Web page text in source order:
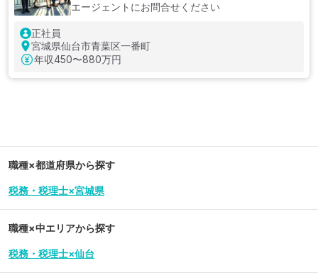
エージェントにお問合せください
正社員
宮城県仙台市青葉区一番町
年収450〜880万円
職種×都道府県から探す
税務・税理士×宮城県
職種×中エリアから探す
税務・税理士×仙台